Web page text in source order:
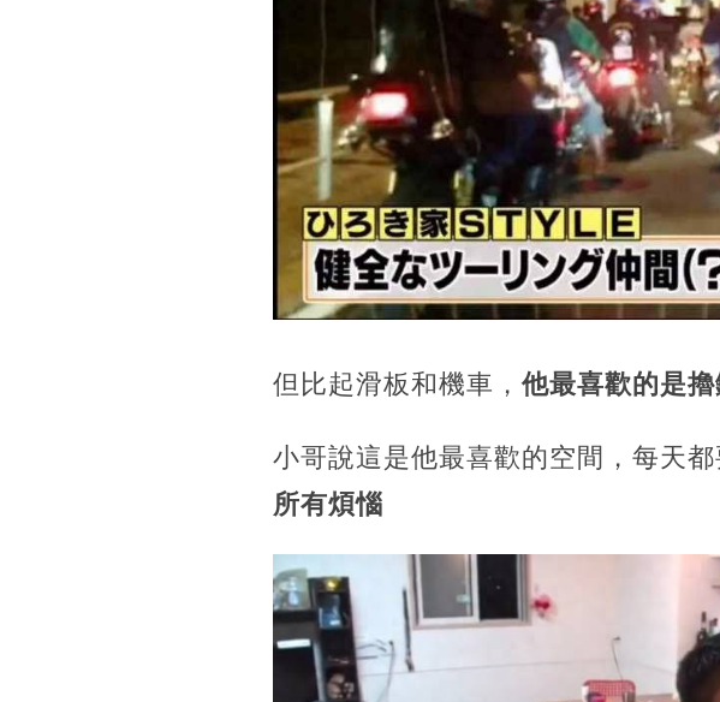
但比起滑板和機車， 他最喜歡的是擼
小哥說這是他最喜歡的空間，每天
所有煩惱